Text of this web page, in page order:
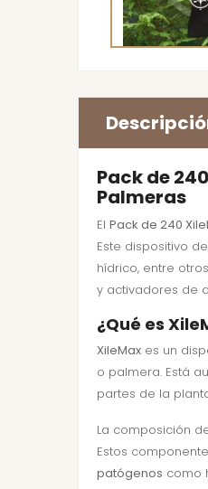
Pack de
Palmeras
El Pack de 240
Este dispositivo
hídrico, entre
y activadores de
¿Qué es
XileMax es un
o palmera. Está
partes de la
La composición
Estos
patógenos como